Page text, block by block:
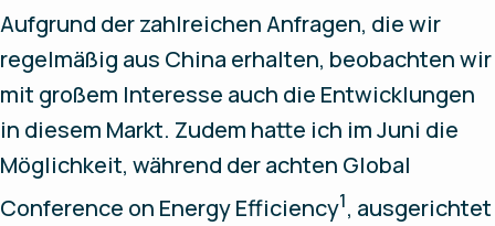
Aufgrund der zahlreichen Anfragen, die wir
regelmäßig aus China erhalten, beobachten wir
mit großem Interesse auch die Entwicklungen
in diesem Markt. Zudem hatte ich im Juni die
Möglichkeit, während der achten Global
Conference on Energy Efficiency1, ausgerichtet